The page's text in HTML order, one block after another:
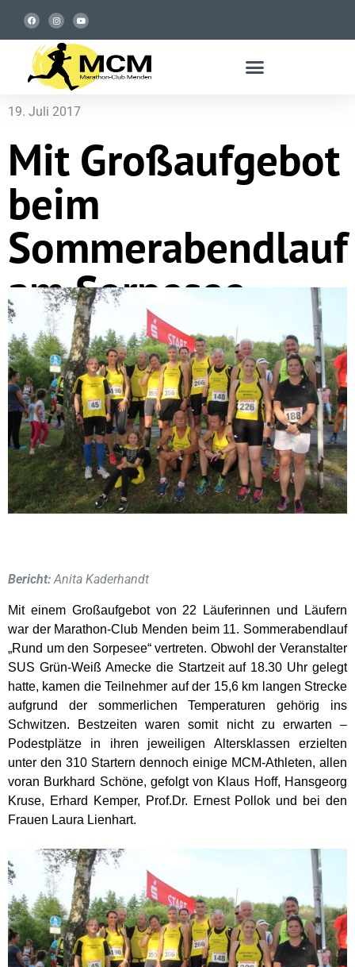
19. Juli 2017
Mit Großaufgebot
beim
Sommerabendlauf
am Sorpesee
Bericht:Anita Kaderhandt
Mit einem Großaufgebot von 22 Läuferinnen und Läufern
war der Marathon-Club Menden beim 11. Sommerabendlauf
„Rund um den Sorpesee“ vertreten. Obwohl der Veranstalter
SUS Grün-Weiß Amecke die Startzeit auf 18.30 Uhr gelegt
hatte, kamen die Teilnehmer auf der 15,6 km langen Strecke
aufgrund der sommerlichen Temperaturen gehörig ins
Schwitzen. Bestzeiten waren somit nicht zu erwarten –
Podestplätze in ihren jeweiligen Altersklassen erzielten
unter den 310 Startern dennoch einige MCM-Athleten, allen
voran Burkhard Schöne, gefolgt von Klaus Hoff, Hansgeorg
Kruse, Erhard Kemper, Prof.Dr. Ernest Pollok und bei den
Frauen Laura Lienhart.